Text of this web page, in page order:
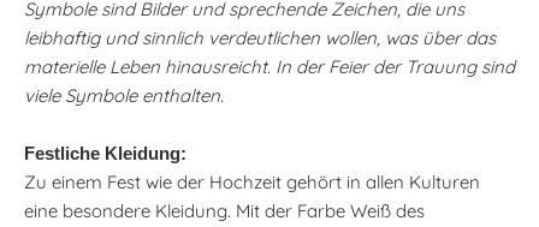
Symbole sind Bilder und sprechende Zeichen, die uns
leibhaftig und sinnlich verdeutlichen wollen, was über das
materielle Leben hinausreicht. In der Feier der Trauung sind
viele Symbole enthalten.
Festliche Kleidung:
Zu einem Fest wie der Hochzeit gehört in allen Kulturen
eine besondere Kleidung. Mit der Farbe Weiß des